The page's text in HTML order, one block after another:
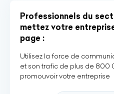
Professionnels du
mettez votre
page :
Utilisez la force de
et son trafic de plus de 800
promouvoir votre entreprise